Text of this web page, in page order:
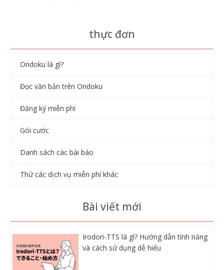
thực đơn
Ondoku là gì?
Đọc văn bản trên Ondoku
Đăng ký miễn phí
Gói cước
Danh sách các bài báo
Thử các dịch vụ miễn phí khác
Bài viết mới
Irodori-TTS là gì? Hướng dẫn tính năng
và cách sử dụng dễ hiểu